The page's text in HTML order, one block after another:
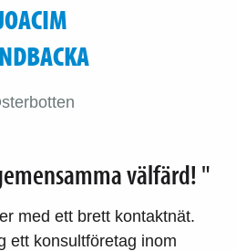
välfärd! "
med ett brett kontaktnät.
ett konsultföretag inom